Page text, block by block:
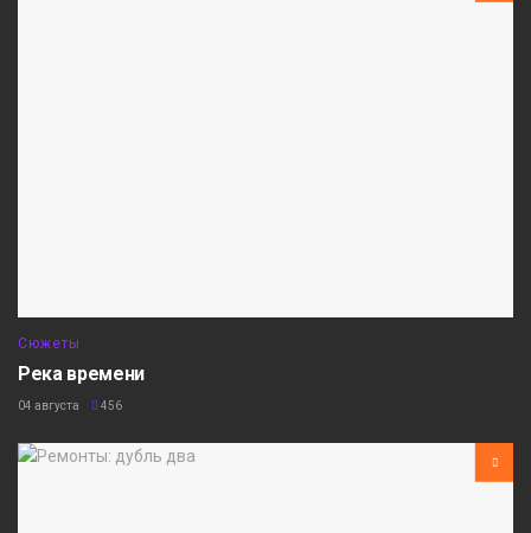
Сюжеты
Река времени
04 августа 456